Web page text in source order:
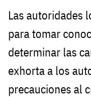
Las autoridades
para tomar
determinar las
exhorta a los
precauciones al